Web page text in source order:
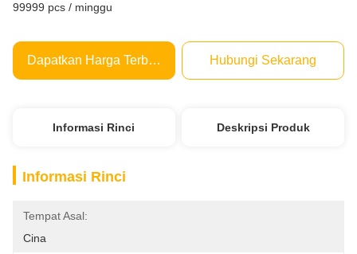
99999 pcs / minggu
Dapatkan Harga Terbaik Hubungi Sekarang
Informasi Rinci Deskripsi Produk
Informasi Rinci
Tempat Asal:
Cina